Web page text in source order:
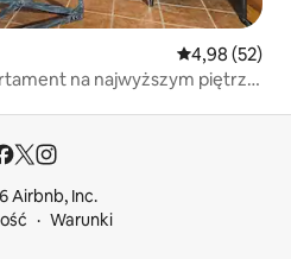
Średnia
4,98 (52)
na najwyższym piętrze
Airbnb, Inc.
Warunki